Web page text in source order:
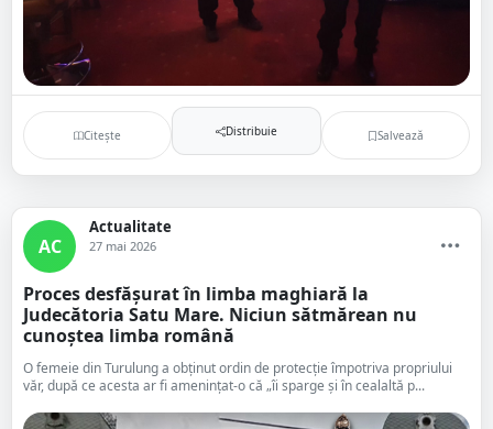
Citește Distribuie Salvează
AC
Actualitate
27 mai 2026
Proces desfășurat în limba maghiară la
Judecătoria Satu Mare. Niciun sătmărean nu
cunoștea limba română
O femeie din Turulung a obținut ordin de protecție împotriva propriului
văr, după ce acesta ar fi amenințat-o că „îi sparge și în cealaltă p...